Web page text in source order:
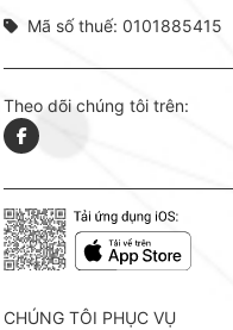
Mã số thuế: 0101885415
Theo dõi chúng tôi trên:
CHÚNG TÔI PHỤC VỤ